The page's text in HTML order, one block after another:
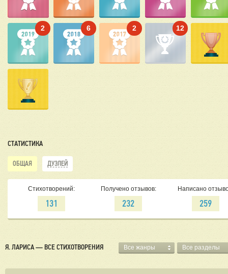
2 6 2 12
СТАТИСТИКА
ОБЩАЯ ДУЭЛЕЙ
Стихотворений:
131
Получено отзывов:
232
Написано
259
Я. ЛАРИСА — ВСЕ СТИХОТВОРЕНИЯ Все жанры Все разделы